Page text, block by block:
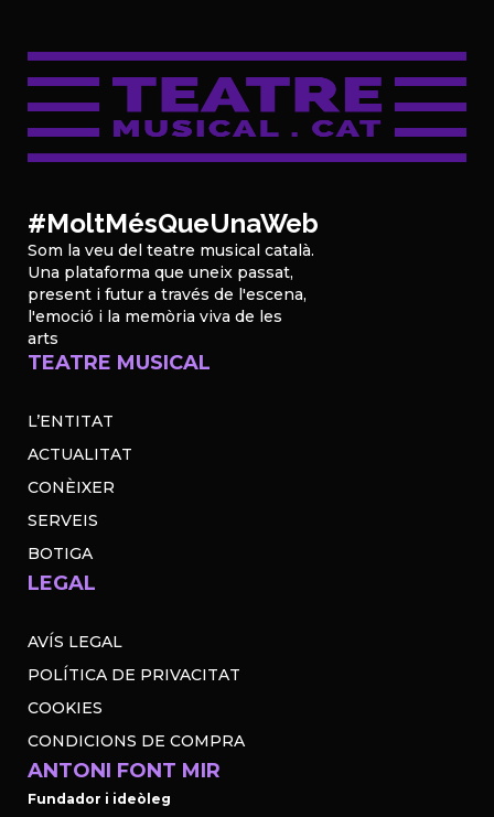
#MoltMésQueUnaWeb
Som la veu del teatre musical català.
Una plataforma que uneix passat,
present i futur a través de l'escena,
l'emoció i la memòria viva de les
arts
TEATRE MUSICAL
L’ENTITAT
ACTUALITAT
CONÈIXER
SERVEIS
BOTIGA
LEGAL
AVÍS LEGAL
POLÍTICA DE PRIVACITAT
COOKIES
CONDICIONS DE COMPRA
ANTONI FONT MIR
Fundador i ideòleg